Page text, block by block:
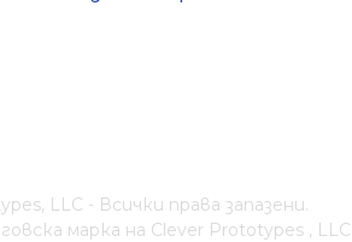
LLC - Всички права запазени.
марка на Clever Prototypes , LLC